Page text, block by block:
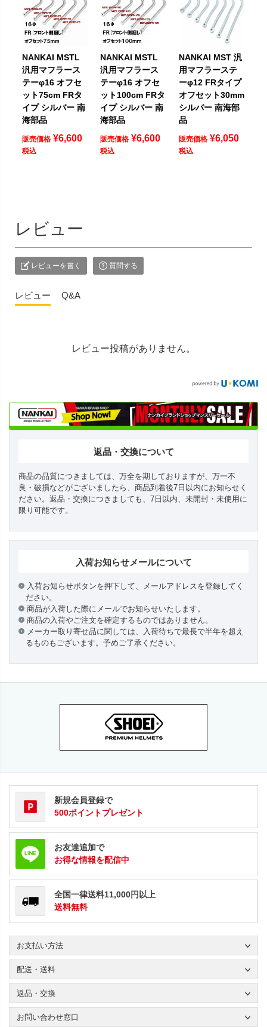
NANKAI MSTL
汎用マフラース
テーφ16 オフセ
ット75cm FRタ
イプ シルバー 南
海部品
販売価格 ¥6,600
税込
NANKAI MSTL
汎用マフラース
テーφ16 オフセ
ット100cm FRタ
イプ シルバー 南
海部品
販売価格 ¥6,600
税込
NANKAI MST 汎
用マフラーステ
ーφ12 FRタイプ
オフセット30mm
シルバー 南海部
品
販売価格 ¥6,050
税込
レビュー
レビューを書く 質問する
レビュー Q&A
レビュー投稿がありません。
返品・交換について
商品の品質につきましては、万全を期しておりますが、万一不
良・破損などがございましたら、商品到着後7日以内にお知らせく
ださい。返品・交換につきましても、7日以内、未開封・未使用に
限り可能です。
入荷お知らせメールについて
入荷お知らせボタンを押下して、メールアドレスを登録してく
ださい。
商品が入荷した際にメールでお知らせいたします。
商品の入荷やご注文を確定するものではありません。
メーカー取り寄せ品に関しては、入荷待ちで最長で半年を超え
るものもございます。予めご了承ください。
新規会員登録で
500ポイントプレゼント
お友達追加で
お得な情報を配信中
全国一律送料11,000円以上
送料無料
お支払い方法
配送・送料
返品・交換
お問い合わせ窓口